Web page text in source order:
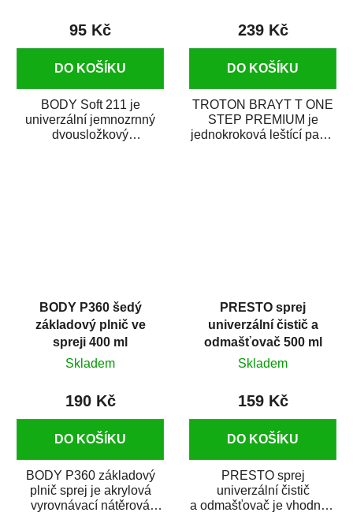
95 Kč
DO KOŠÍKU
BODY Soft 211 je
univerzální jemnozrnný
dvousložkový
239 Kč
DO KOŠÍKU
TROTON BRAYT T ONE
STEP PREMIUM je
jednokroková leštící pasta
BODY P360 šedý
základový plnič ve
spreji 400 ml
Skladem
190 Kč
DO KOŠÍKU
BODY P360 základový
plnič sprej je akrylová
vyrovnávací nátěrová
PRESTO sprej
univerzální čistič a
odmašťovač 500 ml
Skladem
159 Kč
DO KOŠÍKU
PRESTO sprej
univerzální čistič
a odmašťovač je vhodný k